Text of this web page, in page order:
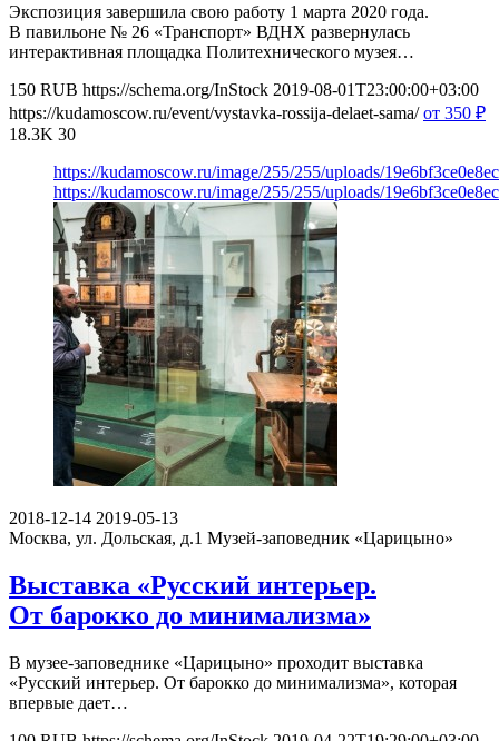
Экспозиция завершила свою работу 1 марта 2020 года.
В павильоне № 26 «Транспорт» ВДНХ развернулась
интерактивная площадка Политехнического музея…
150 RUB https://schema.org/InStock 2019-08-01T23:00:00+03:00
https://kudamoscow.ru/event/vystavka-rossija-delaet-sama/ от 350 ₽
18.3K 30
https://kudamoscow.ru/image/255/255/uploads/
https://kudamoscow.ru/image/255/255/uploads/
2018-12-14 2019-05-13
Москва, ул. Дольская, д.1 Музей-заповедник «Царицыно»
Выставка «Русский интерьер.
От барокко до минимализма»
В музее-заповеднике «Царицыно» проходит выставка
«Русский интерьер. От барокко до минимализма», которая
впервые дает…